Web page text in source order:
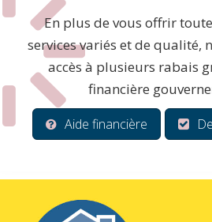
En plus de vous offrir
services variés et de qualité,
accès à plusieurs rabais
financière
Aide financière